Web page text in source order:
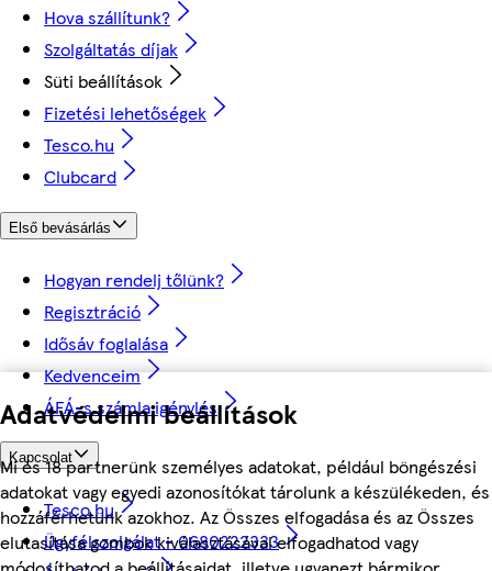
Adatvédelmi beállítások
Mi és 18 partnerünk személyes adatokat, például böngészési
adatokat vagy egyedi azonosítókat tárolunk a készülékeden, és
hozzáférhetünk azokhoz. Az Összes elfogadása és az Összes
elutasítása gombok kiválasztásával elfogadhatod vagy
Hova szállítunk?
Szolgáltatás díjak
Süti beállítások
Fizetési lehetőségek
Tesco.hu
Clubcard
Első bevásárlás
Hogyan rendelj tőlünk?
Regisztráció
Idősáv foglalása
Kedvenceim
ÁFÁ-s számla igénylés
Kapcsolat
Tesco.hu
Ügyfélszolgálat - 0680222333